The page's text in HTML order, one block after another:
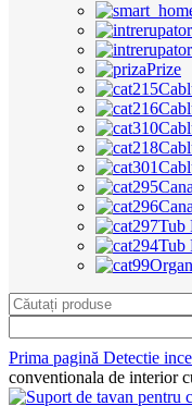
Prize
Tub
Tub
Prima pagină Detectie
conventionala de interior